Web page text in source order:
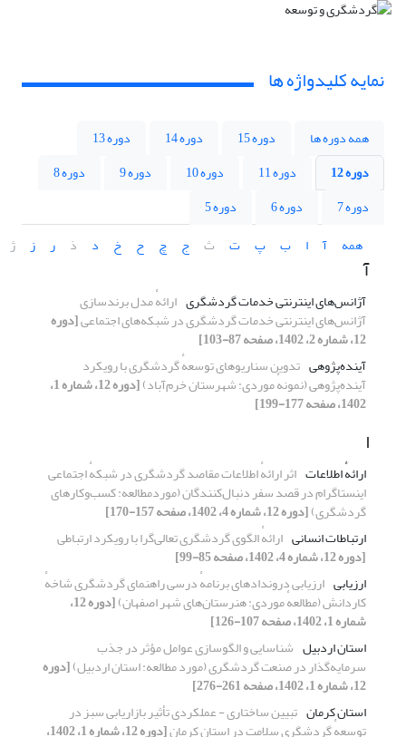
نمایه کلیدواژه ها
همه دوره ها دوره 15 دوره 14
دوره 13
دوره 12
دوره 11 دوره 10 دوره 9
دوره 8
دوره 7
دوره 6
دوره 5
همه
آ ا ب پ ت ث ج چ ح خ د ذ ر ز ژ
آ
آژانس‌های اینترنتی خدمات گردشگری ارائهٔ مدل برندسازی
آژانس‌های اینترنتی خدمات گردشگری در شبکه‌های اجتماعی[دوره
12، شماره 2، 1402، صفحه 87-103]
آینده‌پژوهی تدوین سناریوهای توسعهٔ گردشگری با رویکرد
آینده‌پژوهی (نمونهٔ موردی: شهرستان خرم‌آباد) [دوره 12، شماره 1،
1402، صفحه 177-199]
ا
ارائهٔ اطلاعات اثر ارائهٔ اطلاعات مقاصد گردشگری در شبکهٔ اجتماعی
اینستاگرام در قصد سفر دنبال‌کنندگان (موردمطالعه: کسب‌وکارهای
گردشگری)[دوره 12، شماره 4، 1402، صفحه 157-170]
ارتباطات انسانی‌ ارائهٔ الگوی گردشگری تعالی‌گرا با رویکرد ارتباطی
[دوره 12، شماره 4، 1402، صفحه 85-99]
ارزیابی ارزیابی دروندادهای برنامهٔ درسی راهنمای گردشگری شاخهٔ
کاردانش (مطالعهٔ موردی: هنرستان‌های شهر اصفهان) [دوره 12،
شماره 1، 1402، صفحه 107-126]
استان اردبیل شناسایی و الگوسازی عوامل مؤثر در جذب
سرمایه‌گذار در صنعت گردشگری (مورد مطالعه: استان اردبیل)[دوره
12، شماره 1، 1402، صفحه 261-276]
استان کرمان تبیین ساختاری - عملکردی تأثیر بازاریابی سبز در
توسعهٔ گردشگری سلامت در استان کرمان [دوره 12، شماره 1، 1402،